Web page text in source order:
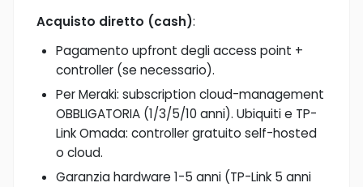
Acquisto diretto (cash):
Pagamento upfront degli access point +
controller (se necessario).
Per Meraki: subscription cloud-management
OBBLIGATORIA (1/3/5/10 anni). Ubiquiti e TP-
Link Omada: controller gratuito self-hosted
o cloud.
Garanzia hardware 1-5 anni (TP-Link 5 anni